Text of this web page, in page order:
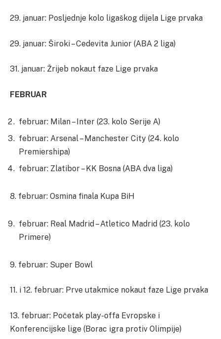
29. januar: Posljednje kolo ligaškog dijela Lige prvaka
29. januar: Široki – Cedevita Junior (ABA 2 liga)
31. januar: Žrijeb nokaut faze Lige prvaka
FEBRUAR
februar: Milan – Inter (23. kolo Serije A)
februar: Arsenal – Manchester City (24. kolo
Premiershipa)
februar: Zlatibor – KK Bosna (ABA dva liga)
8. februar: Osmina finala Kupa BiH
februar: Real Madrid – Atletico Madrid (23. kolo
Primere)
9. februar: Super Bowl
11. i 12. februar: Prve utakmice nokaut faze Lige prvaka
13. februar: Početak play-offa Evropske i
Konferencijske lige (Borac igra protiv Olimpije)